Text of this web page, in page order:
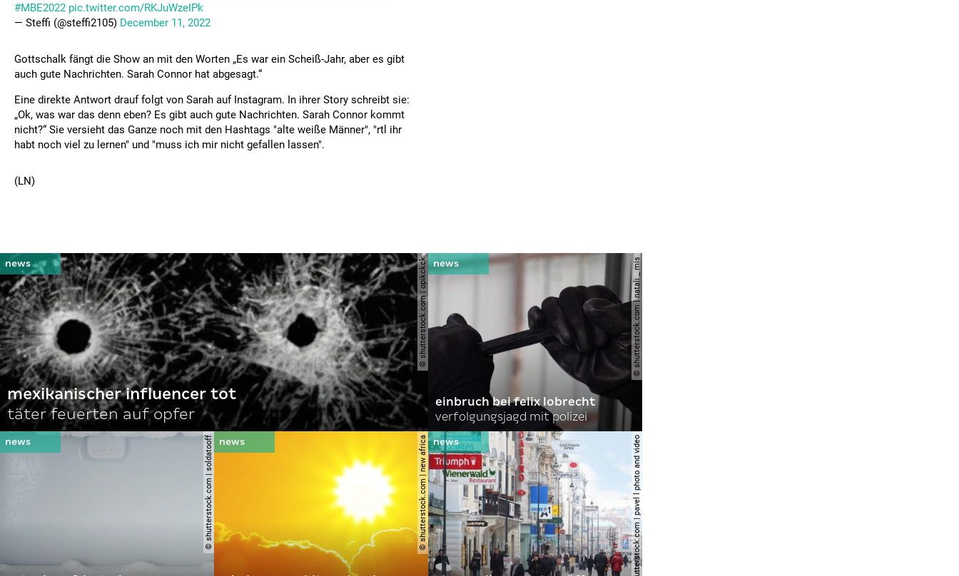
#MBE2022 pic.twitter.com/RKJuWzeIPk
— Steffi (@steffi2105) December 11, 2022
Gottschalk fängt die Show an mit den Worten „Es war ein Scheiß-Jahr, aber es gibt
auch gute Nachrichten. Sarah Connor hat abgesagt.“
Eine direkte Antwort drauf folgt von Sarah auf Instagram. In ihrer Story schreibt sie:
„Ok, was war das denn eben? Es gibt auch gute Nachrichten. Sarah Connor kommt
nicht?“ Sie versieht das Ganze noch mit den Hashtags "alte weiße Männer", "rtl ihr
habt noch viel zu lernen" und "muss ich mir nicht gefallen lassen".
(LN)
© shutterstock.com | opikckck
mexikanischer influencer tot
täter feuerten auf opfer
© shutterstock.com | natali _ mis
einbruch bei felix lobrecht
verfolgungsjagd mit polizei
© shutterstock.com | soldatooff © shutterstock.com | new africa © shutterstock.com | pavel l photo and video